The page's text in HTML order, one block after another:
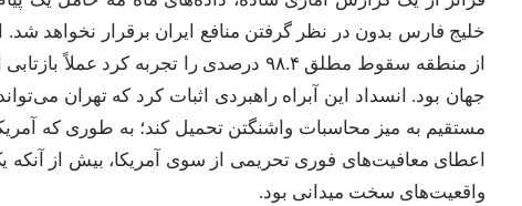
خلیج فارس بدون در نظر گرفتن منافع ایران برقرار نخواهد
از منطقه سقوط مطلق ۹۸.۴ درصدی را تجربه
جهان بود. انسداد این آبراه راهبردی اثبات کرد که تهران
مستقیم به میز محاسبات واشنگتن تحمیل کند؛ به طوری که
اعطای معافیت‌های فوری تحریمی از سوی آمریکا، بیش از آنکه
واقعیت‌های سخت میدانی بود.